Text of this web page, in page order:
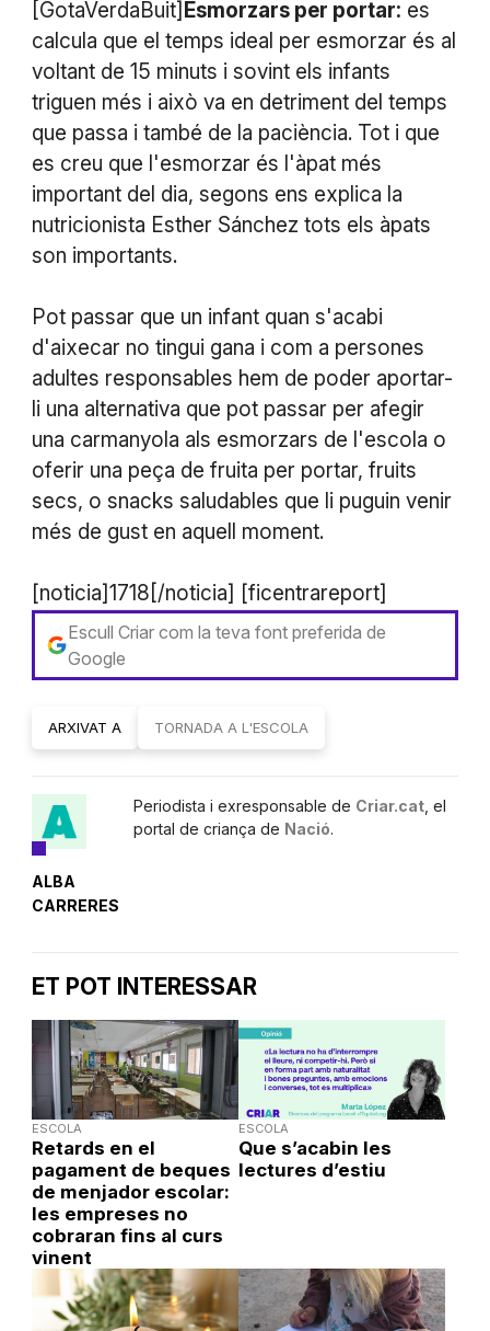
[GotaVerdaBuit] Esmorzars per portar: es
calcula que el temps ideal per esmorzar és al
voltant de 15 minuts i sovint els infants
triguen més i això va en detriment del temps
que passa i també de la paciència. Tot i que
es creu que l'esmorzar és l'àpat més
important del dia, segons ens explica la
nutricionista Esther Sánchez tots els àpats
son importants.
Pot passar que un infant quan s'acabi
d'aixecar no tingui gana i com a persones
adultes responsables hem de poder aportar-
li una alternativa que pot passar per afegir
una carmanyola als esmorzars de l'escola o
oferir una peça de fruita per portar, fruits
secs, o snacks saludables que li puguin venir
més de gust en aquell moment.
[noticia]1718[/noticia] [ficentrareport]
Escull Criar com la teva font preferida de
Google
ARXIVAT A TORNADA A L'ESCOLA
ALBA
CARRERES
Periodista i exresponsable de Criar.cat , el
portal de criança de Nació.
ET POT INTERESSAR
ESCOLA
Retards en el
pagament de beques
de menjador escolar:
les empreses no
cobraran fins al curs
vinent
ESCOLA
Que s’acabin les
lectures d’estiu